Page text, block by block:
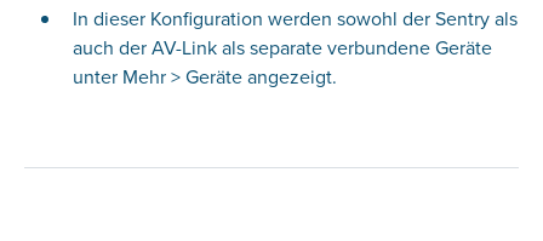
In dieser Konfiguration werden sowohl der Sentry als
auch der AV-Link als separate verbundene Geräte
unter Mehr > Geräte angezeigt.